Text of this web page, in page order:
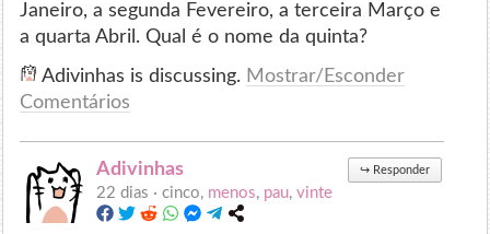
Janeiro, a segunda Fevereiro, a terceira Março e
a quarta Abril. Qual é o nome da quinta?
Adivinhas is discussing. Mostrar/Esconder
Comentários
Adivinhas ↪ Responder
22 dias ·cinco, menos, pau,vinte